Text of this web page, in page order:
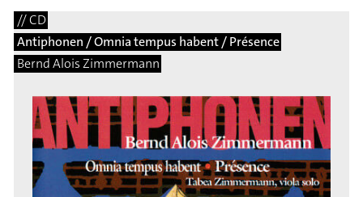
// CD
Antiphonen / Omnia tempus habent / Présence
Bernd Alois Zimmermann